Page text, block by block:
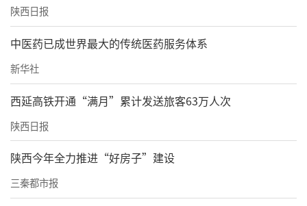
陕西日报
中医药已成世界最大的传统医药服务体系
新华社
西延高铁开通“满月”累计发送旅客63万人次
陕西日报
陕西今年全力推进“好房子”建设
三秦都市报